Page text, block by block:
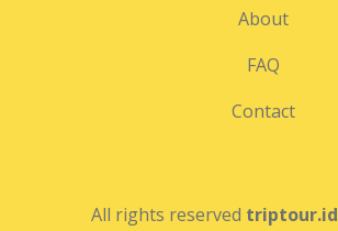
About
FAQ
Contact
All rights reserved triptour.id